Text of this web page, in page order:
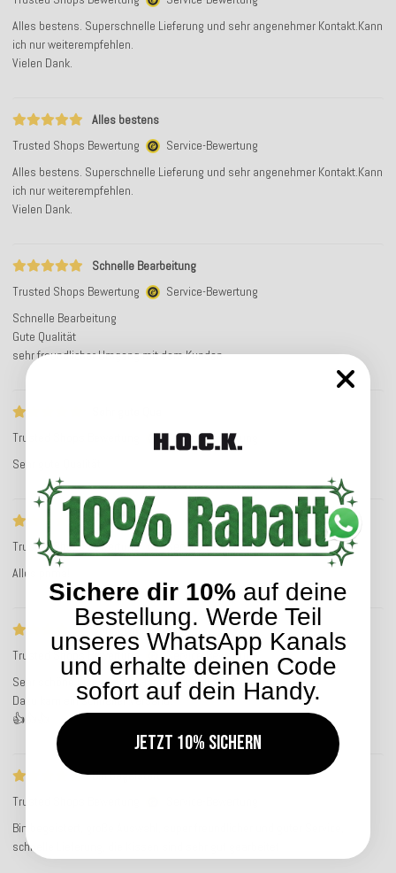
Alles bestens. Superschnelle Lieferung und sehr angenehmer Kontakt.Kann
ich nur weiterempfehlen.
Vielen Dank.
Alles bestens
Trusted Shops Bewertung
Service-Bewertung
Alles bestens. Superschnelle Lieferung und sehr angenehmer Kontakt.Kann
ich nur weiterempfehlen.
Vielen Dank.
Schnelle Bearbeitung
Trusted Shops Bewertung
Service-Bewertung
Schnelle Bearbeitung
Gute Qualität
sehr freundlicher Umgang mit dem Kunden
Trusted Shops Bewertung
Service-Bewertung
Sehr gute Qualität
Alles prima!
Trusted Shops Bewertung
Service-Bewertung
Alles prima!
Sehr schöne Kissen
Trusted Shops Bewertung
Service-Bewertung
Sehr schöne Kissen, tolle Haptik und tolle Verarbeitung.
Dazu kam ein schneller Versand.
👍👍👍
Bin begeistert
Trusted Shops Bewertung
Bin begeistert, große Auswahl, super freundlicher und guter Service,
schnelle Lieferung, die Kissen sind sehr gut gearbeitet
Sichere dir 10% auf deine
Bestellung. Werde Teil
unseres WhatsApp Kanals
und erhalte deinen Code
sofort auf dein Handy.
Jetzt 10% sichern